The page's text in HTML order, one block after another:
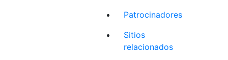
Patrocinadores
Sitios
relacionados